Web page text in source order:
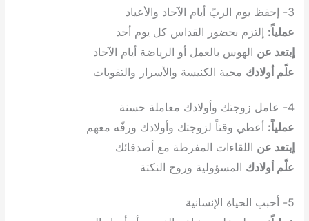
3- إحفظ يوم الربّ أيام الآحاد والأعياد
عملياً: إلتزم بحضور القداس كل يوم أحد
إبتعد عن الهوس بالعمل أو الرياضة أيام الآحاد
علّم أولادك محبة الكنيسة والأسرار والتقويات
4- عامل زوجتك وأولادك معاملة حسنة
عملياً: أعطي وقتاً لزوجتك وأولادك ورفّه معهم
إبتعد عن اللقاءات المفرطة مع أصدقائك
علّم أولادك المسؤولية وروح النكتة
5- أحبب الحياة الإنسانية